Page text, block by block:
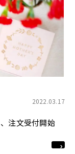
2022.03.17
注文受付開始